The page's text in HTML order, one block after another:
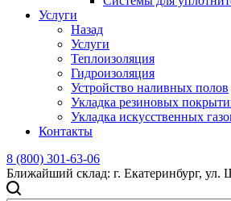
Услуги
Назад
Услуги
Теплоизоляция
Гидроизоляция
Устройство наливных полов
Укладка резиновых
Укладка искусственных
Контакты
8 (800) 301-63-06
Ближайший склад: г. Екатеринбург, ул.